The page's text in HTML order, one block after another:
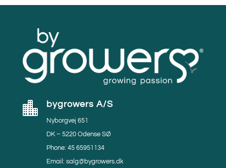
 bygrowers A/S
Nyborgvej 651
DK – 5220 Odense SØ
Phone: 45 65951134
Email: salg@bygrowers.dk